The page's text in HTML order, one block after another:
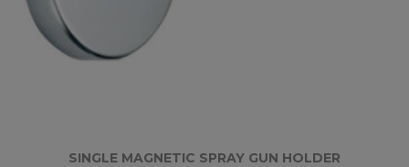
SINGLE MAGNETIC SPRAY GUN HOLDER